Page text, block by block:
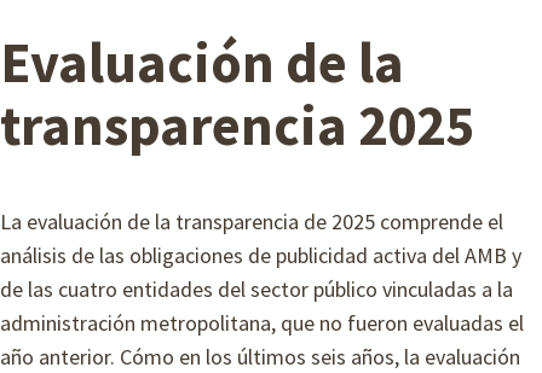
E
A
Evaluación de la
transparencia 2025
La evaluación de la transparencia de 2025 comprende el
análisis de las obligaciones de publicidad activa del AMB y
de las cuatro entidades del sector público vinculadas a la
administración metropolitana, que no fueron evaluadas el
año anterior. Cómo en los últimos seis años, la evaluación